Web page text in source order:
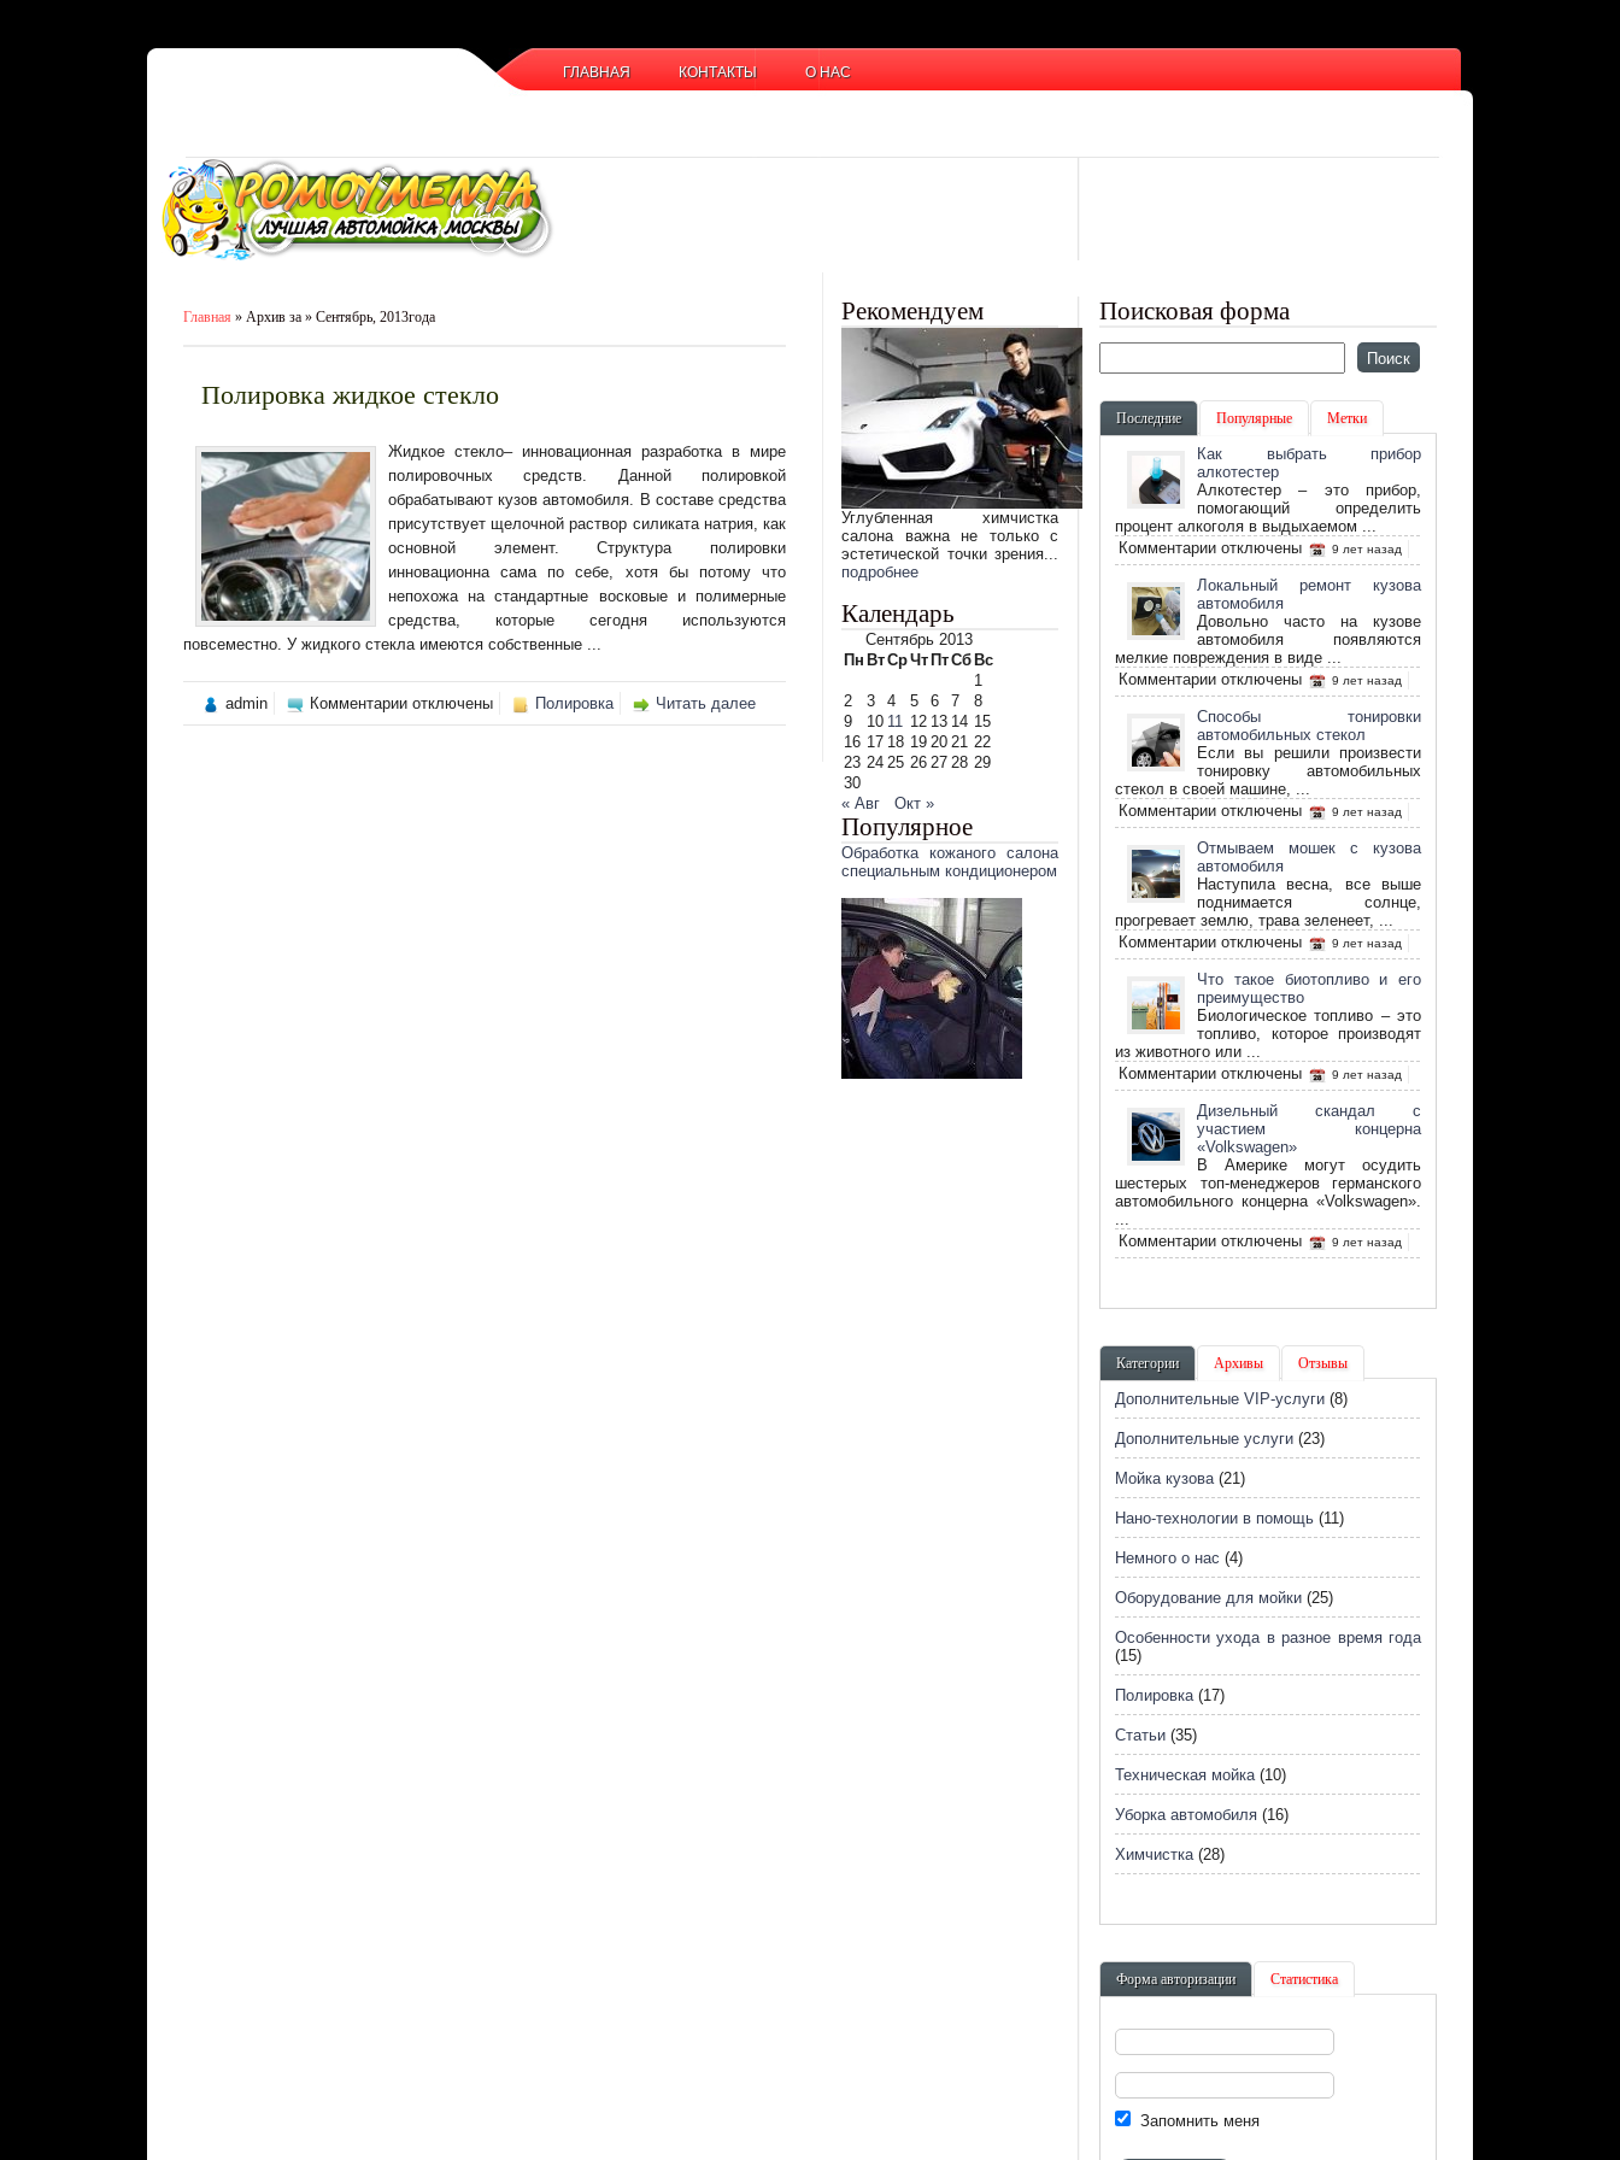
ГЛАВНАЯ КОНТАКТЫ О НАС
Главная » Архив за » Сентябрь, 2013года
Полировка жидкое стекло
Жидкое стекло– инновационная разработка в мире
полировочных средств. Данной полировкой
обрабатывают кузов автомобиля. В составе средства
присутствует щелочной раствор силиката натрия, как
основной элемент. Структура полировки
инновационна сама по себе, хотя бы потому что
непохожа на стандартные восковые и полимерные
средства, которые сегодня используются
повсеместно. У жидкого стекла имеются собственные ...
admin Комментариик
записи
отключены Полировка Читать далее
Рекомендуем
Углубленная химчистка
салона важна не только с
эстетической точки зрения...
подробнее
Календарь
Сентябрь 2013
Пн ВтСрЧт ПтСб Вс
1
2
3 4 5 6 7
8
9
10 11 12 13 14 15
16 17 18 19 20 21 22
23 24 25 26 27 28 29
30
« Авг
Окт »
Популярное
Обработка кожаного салона
специальным кондиционером
Поисковая форма
Последние Популярные Метки
Как выбрать прибор
алкотестер
Алкотестер – это прибор,
помогающий определить
процент алкоголя в выдыхаемом ...
Комментариик
записи
Как
выбрать
прибор
алкотестер
отключены 9 лет назад
Локальный ремонт кузова
автомобиля
Довольно часто на кузове
автомобиля появляются
мелкие повреждения в виде ...
Комментариик
записи
Локальный
ремонт
кузова
автомобиля
отключены 9 лет назад
Способы тонировки
автомобильных стекол
Если вы решили произвести
тонировку автомобильных
стекол в своей машине, ...
Комментариик
записи
Способы
тонировки
автомобильных
стекол
отключены 9 лет назад
Отмываем мошек с кузова
автомобиля
Наступила весна, все выше
поднимается солнце,
прогревает землю, трава зеленеет, ...
Комментариик
записи
Отмываем
мошек
с
кузова
автомобиля
отключены 9 лет назад
Что такое биотопливо и его
преимущество
Биологическое топливо – это
топливо, которое производят
из животного или ...
Комментариик
записи
Что
такое
биотопливо
его
преимущество
отключены 9 лет назад
Дизельный скандал с
участием концерна
«Volkswagen»
В Америке могут осудить
шестерых топ-менеджеров германского
автомобильного концерна «Volkswagen».
...
Комментариик
записи
с
концерна
«Volkswagen»
отключены 9 лет назад
Категории Архивы Отзывы
Дополнительные VIP-услуги (8)
Дополнительные услуги (23)
Мойка кузова(21)
Нано-технологии в помощь (11)
Немного о нас (4)
Оборудование для мойки (25)
Особенности ухода в разное время года
(15)
Полировка(17)
Статьи (35)
Техническая мойка(10)
Уборка автомобиля (16)
Химчистка(28)
Форма авторизации Статистика
Запомнить меня